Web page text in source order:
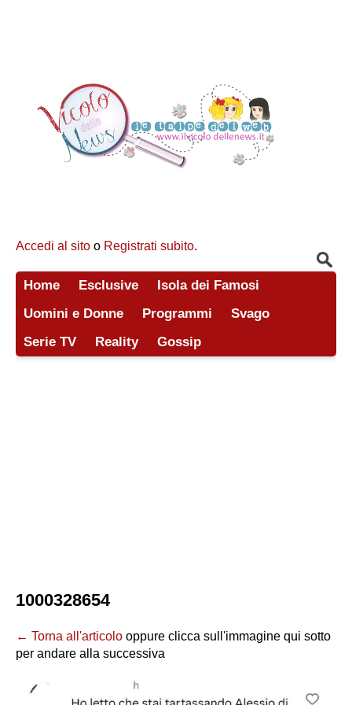
Accedi al sito o Registrati subito.
Home Esclusive
Isola dei Famosi
Uomini e Donne
Programmi
Svago
Serie TV
Reality Gossip
1000328654
← Torna all'articolo oppure clicca sull'immagine qui sotto
per andare alla successiva